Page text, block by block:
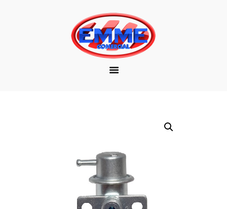
EMPRESA
MARCAS
PRODUTOS